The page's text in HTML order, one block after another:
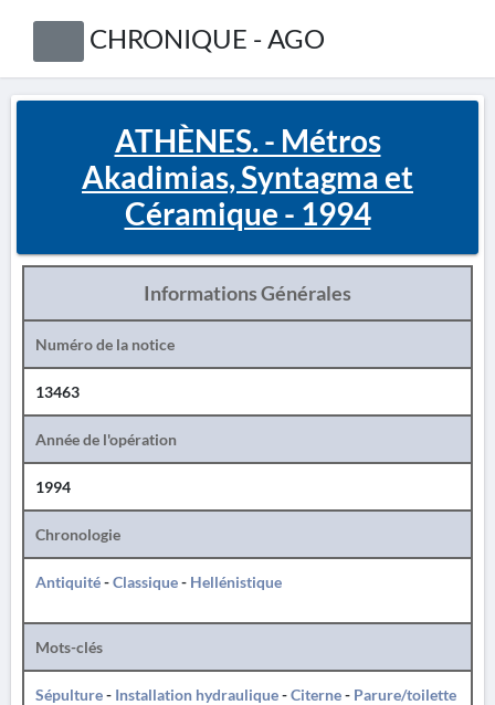
CHRONIQUE - AGO
ATHÈNES. - Métros
Akadimias, Syntagma et
Céramique - 1994
Informations Générales
Numéro de la notice
13463
Année de l'opération
1994
Chronologie
Antiquité-Classique- Hellénistique
Mots-clés
Sépulture- Installation hydraulique-Citerne- Parure/toilette